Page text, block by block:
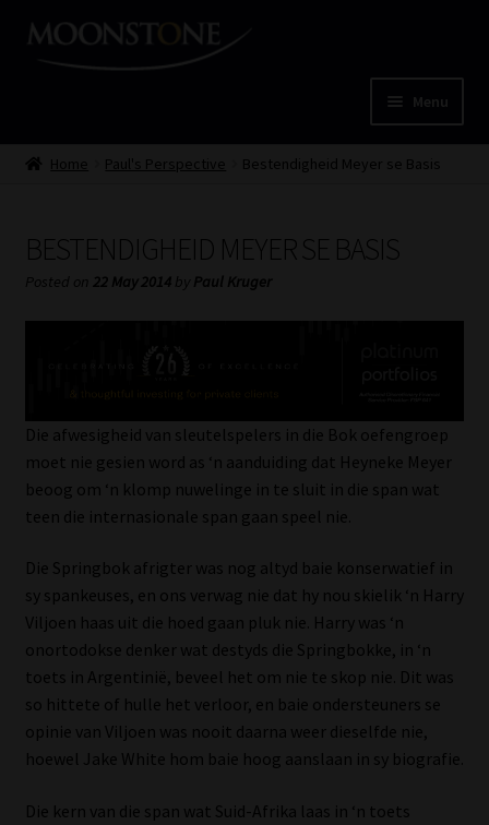
Skip
Skip
Menu
Home
Home
Job Card | MSS
My account
Partners
Subscribe
Regulatory Exam Body
Services
Home Paul's Perspective Bestendigheid Meyer se Basis
BESTENDIGHEID MEYER SE BASIS
Posted on 22 May 2014 by Paul Kruger
Die afwesigheid van sleutelspelers in die Bok oefengroep
moet nie gesien word as ‘n aanduiding dat Heyneke Meyer
beoog om ‘n klomp nuwelinge in te sluit in die span wat
teen die internasionale span gaan speel nie.
Die Springbok afrigter was nog altyd baie konserwatief in
sy spankeuses, en ons verwag nie dat hy nou skielik ‘n Harry
Viljoen haas uit die hoed gaan pluk nie. Harry was ‘n
onortodokse denker wat destyds die Springbokke, in ‘n
toets in Argentinië, beveel het om nie te skop nie. Dit was
so hittete of hulle het verloor, en baie ondersteuners se
opinie van Viljoen was nooit daarna weer dieselfde nie,
hoewel Jake White hom baie hoog aanslaan in sy biografie.
Die kern van die span wat Suid-Afrika laas in ‘n toets